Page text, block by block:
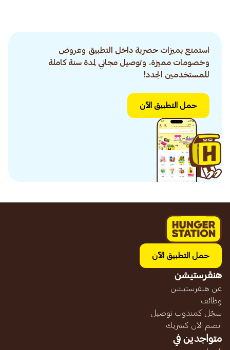
استمتع بميزات حصرية داخل التطبيق وعروض
وخصومات مميزة. وتوصيل مجاني لمدة سنة كاملة
للمستخدمين الجدد!
حمل التطبيق الآن
حمل التطبيق الآن
هنقرستيشن
عن هنقرستيشن
وظائف
سجّل كمندوب توصيل
انضم الآن كشريك
متواجدين في